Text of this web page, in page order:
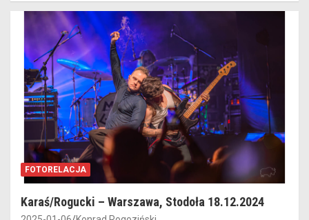
FOTORELACJA
Karaś/Rogucki – Warszawa, Stodoła 18.12.2024